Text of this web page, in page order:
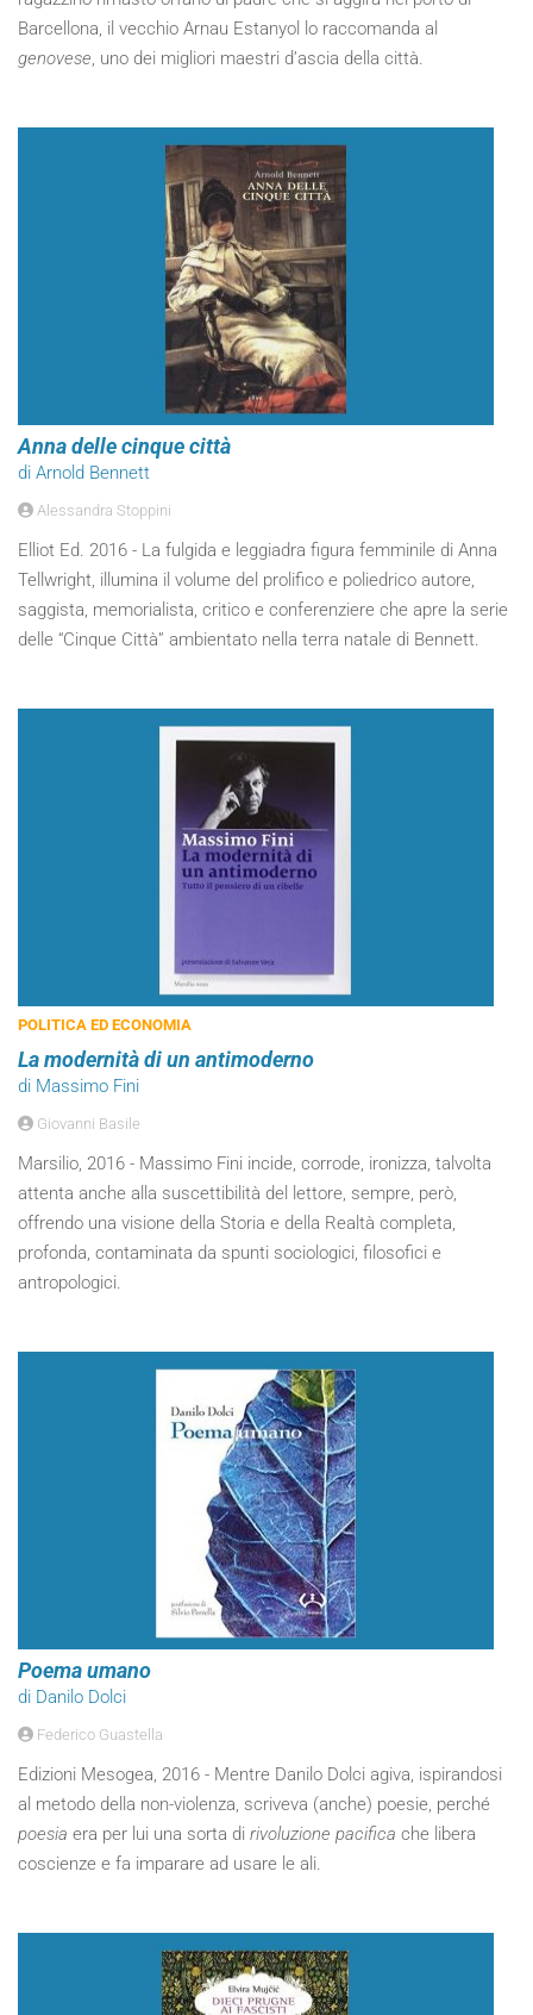
Barcellona, il vecchio Arnau Estanyol lo raccomanda al
genovese, uno dei migliori maestri d’ascia della città.
Anna delle cinque città
di Arnold Bennett
Alessandra Stoppini
Elliot Ed. 2016 - La fulgida e leggiadra figura femminile di Anna
Tellwright, illumina il volume del prolifico e poliedrico autore,
saggista, memorialista, critico e conferenziere che apre la serie
delle “Cinque Città” ambientato nella terra natale di Bennett.
POLITICA ED ECONOMIA
La modernità di un antimoderno
di Massimo Fini
Giovanni Basile
Marsilio, 2016 - Massimo Fini incide, corrode, ironizza, talvolta
attenta anche alla suscettibilità del lettore, sempre, però,
offrendo una visione della Storia e della Realtà completa,
profonda, contaminata da spunti sociologici, filosofici e
antropologici.
Poema umano
di Danilo Dolci
Federico Guastella
Edizioni Mesogea, 2016 - Mentre Danilo Dolci agiva, ispirandosi
al metodo della non-violenza, scriveva (anche) poesie, perché
poesia era per lui una sorta di rivoluzione pacifica che libera
coscienze e fa imparare ad usare le ali.